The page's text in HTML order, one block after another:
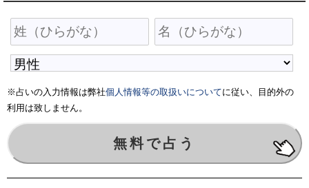
※占いの入力情報は弊社個人情報等の取扱いについてに従い、目的外の
利用は致しません。